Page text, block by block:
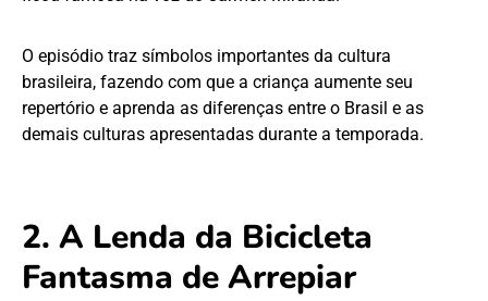
O episódio traz símbolos importantes da cultura
brasileira, fazendo com que a criança aumente seu
repertório e aprenda as diferenças entre o Brasil e as
demais culturas apresentadas durante a temporada.
2. A Lenda da Bicicleta
Fantasma de Arrepiar